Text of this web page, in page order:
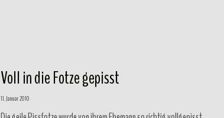
Voll in die Fotze gepisst
11. Januar 2010